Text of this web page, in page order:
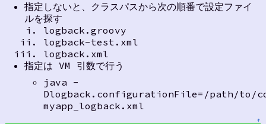
指定しないと、クラスパスから次の順番で設定ファイ
ルを探す
logback.groovy
logback-test.xml
logback.xml
指定は VM 引数で行う
java -
Dlogback.configurationFile=/path/to/
myapp_logback.xml
↑